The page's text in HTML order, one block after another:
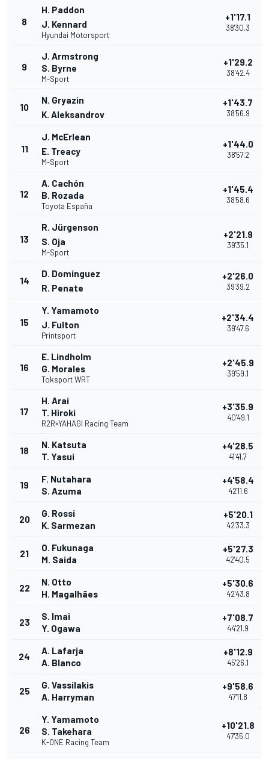
8
H. Paddon
J. Kennard
Hyundai Motorsport
+1'17.1
38'30.3
9
J. Armstrong
S. Byrne
M-Sport
+1'29.2
38'42.4
10
N. Gryazin
K. Aleksandrov
+1'43.7
38'56.9
11
J. McErlean
E. Treacy
M-Sport
+1'44.0
38'57.2
12
A. Cachón
B. Rozada
Toyota España
+1'45.4
38'58.6
13
R. Jürgenson
S. Oja
M-Sport
+2'21.9
39'35.1
14
D. Domínguez
R. Penate
+2'26.0
39'39.2
15
Y. Yamamoto
J. Fulton
Printsport
+2'34.4
39'47.6
16
E. Lindholm
G. Morales
Toksport WRT
+2'45.9
39'59.1
17
H. Arai
T. Hiroki
R2R×YAHAGI Racing Team
+3'35.9
40'49.1
18
N. Katsuta
T. Yasui
+4'28.5
41'41.7
19
F. Nutahara
S. Azuma
+4'58.4
42'11.6
20
G. Rossi
K. Sarmezan
+5'20.1
42'33.3
21
O. Fukunaga
M. Saida
+5'27.3
42'40.5
22
N. Otto
H. Magalhães
+5'30.6
42'43.8
23
S. Imai
Y. Ogawa
+7'08.7
44'21.9
24
A. Lafarja
A. Blanco
+8'12.9
45'26.1
25
G. Vassilakis
A. Harryman
+9'58.6
47'11.8
26
Y. Yamamoto
S. Takehara
K-ONE Racing Team
+10'21.8
47'35.0